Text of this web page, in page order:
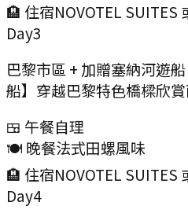
🏨 住宿NOVOTEL SUITES
Day3
巴黎市區 + 加贈塞納河遊
船】穿越巴黎特色橋樑欣
🍱 午餐自理
🍽️ 晚餐法式田螺風味
🏨 住宿NOVOTEL SUITES
Day4